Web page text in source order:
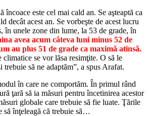
încoace este cel mai cald an. Se aşteaptă ca
decât acest an. Se vorbeşte de acest lucru
în unele zone din lume, la 53 de grade, în
avea acum câteva luni minus 52 de
au plus 51 de grade ca maximă atinsă.
se vor lăsa resimţite. O să le
trebuie să ne adaptăm”, a spus Arafat.
în care ne comportăm. În primul rând
ţară să ia măsuri pentru încetinirea acestor
globale care trebuie să fie luate. Ţările
să înţeleagă că trebuie să…